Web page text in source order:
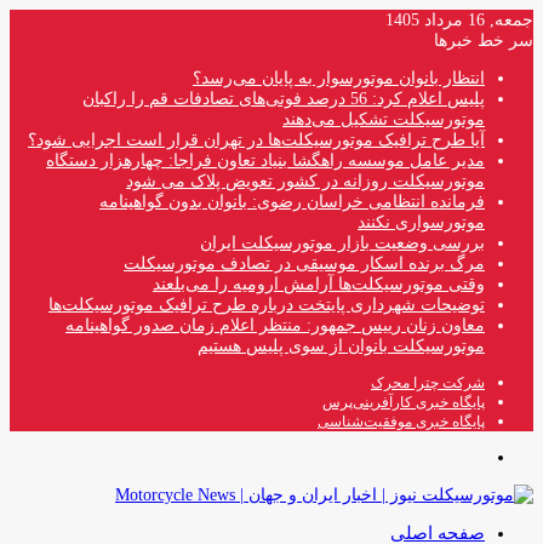
جمعه, 16 مرداد 1405
سر خط خبرها
انتظار بانوان موتورسوار به پایان می‌رسد؟
پلیس اعلام کرد: 56 درصد فوتی‌های تصادفات قم را راکبان
موتورسیکلت تشکیل می‌دهند
آیا طرح ترافیک موتورسیکلت‌ها در تهران قرار است اجرایی شود؟
مدیر عامل موسسه راهگشا بنیاد تعاون فراجا: چهارهزار دستگاه
موتورسیکلت روزانه در کشور تعویض پلاک می شود
فرمانده انتظامی خراسان رضوی: بانوان بدون گواهینامه
موتورسواری نکنند
بررسی وضعیت بازار موتورسیکلت ایران
مرگ برنده اسکار موسیقی در تصادف موتورسیکلت
وقتی موتورسیکلت‌ها آرامش ارومیه را می‌بلعند
توضیحات شهرداری پایتخت درباره طرح ترافیک موتورسیکلت‌ها
معاون زنان رییس جمهور: منتظر اعلام زمان صدور گواهینامه
موتورسیکلت بانوان از سوی پلیس هستیم
شرکت چترا محرک
پایگاه خبری کارآفرینی‌پرس
پایگاه خبری موفقیت‌شناسی
صفحه اصلی